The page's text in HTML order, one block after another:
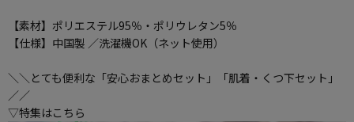
【素材】ポリエステル95％・ポリウレタン5％
【仕様】中国製 ／洗濯機OK（ネット使用）
＼＼とても便利な「安心おまとめセット」「肌着・くつ下セット」
／／
▽特集はこちら